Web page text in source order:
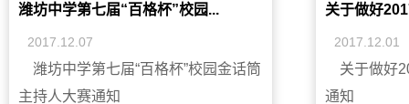
潍坊中学第七届“百格杯”校园...
2017.12.07
潍坊中学第七届“百格杯”校园金话筒
主持人大赛通知
关于做好
2017.12.01
关于做好
通知